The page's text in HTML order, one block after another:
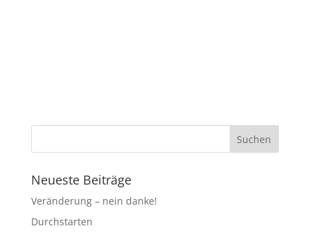
Neueste Beiträge
Veränderung – nein danke!
Durchstarten